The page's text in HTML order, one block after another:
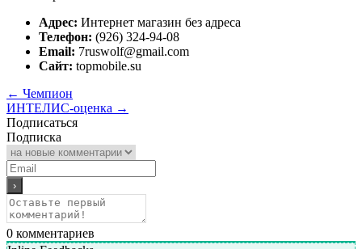
Адрес: Интернет магазин без адреса
Телефон: (926) 324-94-08
Email: 7ruswolf@gmail.com
Сайт: topmobile.su
← Чемпион
ИНТЕЛИС-оценка →
Подписаться
Подписка
0 комментариев